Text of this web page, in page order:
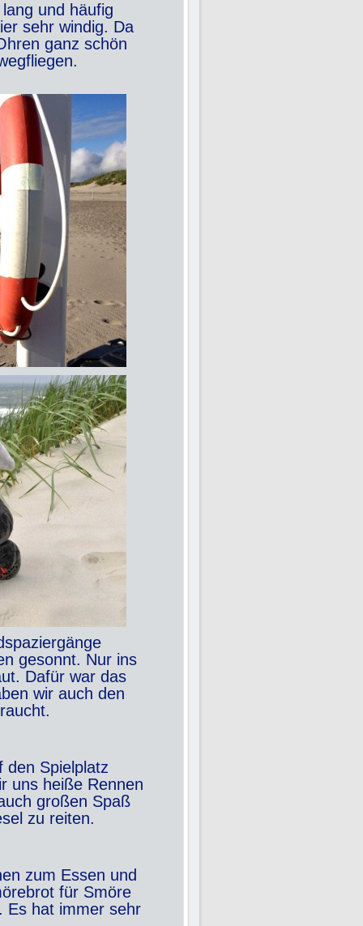
und häufig
sehr windig. Da
ganz schön
gesonnt. Nur ins
Dafür war das
wir auch den
den Spielplatz
uns heiße Rennen
großen Spaß
zu reiten.
zum Essen und
für Smöre
Es hat immer sehr